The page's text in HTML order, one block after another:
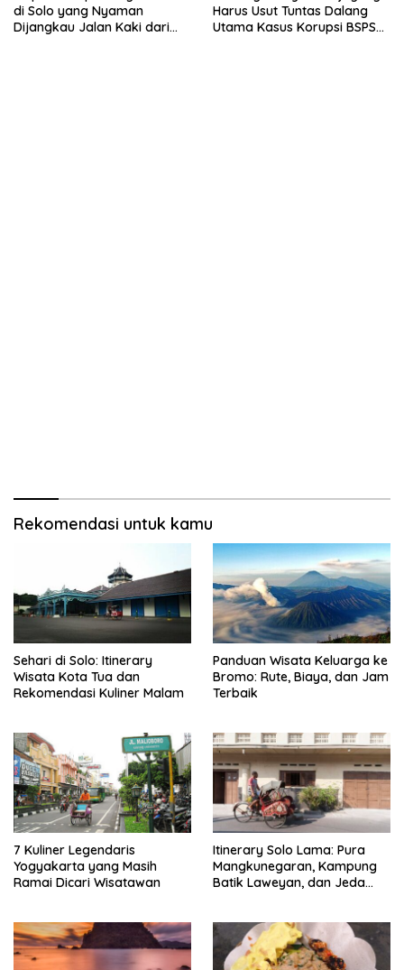
di Solo yang Nyaman
Dijangkau Jalan Kaki dari
Harus Usut Tuntas Dalang
Utama Kasus Korupsi BSPS
Rekomendasi untuk kamu
Sehari di Solo: Itinerary
Wisata Kota Tua dan
Rekomendasi Kuliner Malam
Panduan Wisata Keluarga ke
Bromo: Rute, Biaya, dan Jam
Terbaik
7 Kuliner Legendaris
Yogyakarta yang Masih
Ramai Dicari Wisatawan
Itinerary Solo Lama: Pura
Mangkunegaran, Kampung
Batik Laweyan, dan Jeda